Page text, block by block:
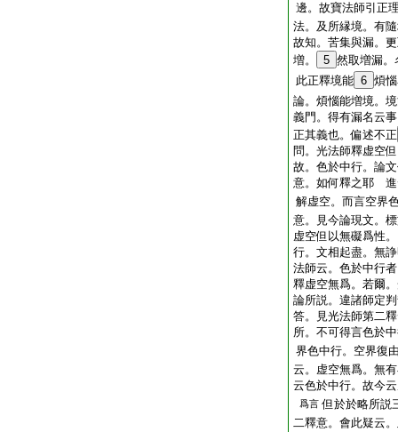
邊。故寶法師引正
法。及所縁境。有
故知。苦集與漏。
増。
5 然取増漏。
此正釋境能 6 煩
論。煩惱能増境。
義門。得有漏名云
正其義也。偏述不正
問。光法師釋虚空
故。色於中行。論
意。如何釋之耶 進
解虚空。而言空界
意。見今論現文。
虚空但以無礙爲性
行。文相起盡。無
法師云。色於中行
釋虚空無爲。若爾
論所説。違諸師定
答。見光法師第二
所。不可得言色於
界色中行。空界復
云。虚空無爲。無
云色於中行。故今
爲言 但於於略所説
二釋意。會此疑云